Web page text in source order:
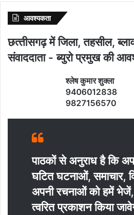
आवश्‍यकता
छत्‍तीसगढ़ में जिला, तहसील,
संवाददाता - ब्‍युरो प्रमुख की
श्‍लेष कुमार शुक्‍ला
9406012838
9827156570
पाठकों से अनुराध है कि
घटित घटनाओं, समाचार,
अपनी रचनाओं को हमें
त्‍वरित प्रकाशन किया